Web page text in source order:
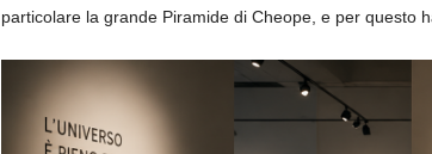
particolare la grande Piramide di Cheope, e per questo